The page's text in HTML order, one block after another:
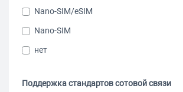
Nano-SIM/eSIM
Nano-SIM
нет
Поддержка стандартов сотовой связи